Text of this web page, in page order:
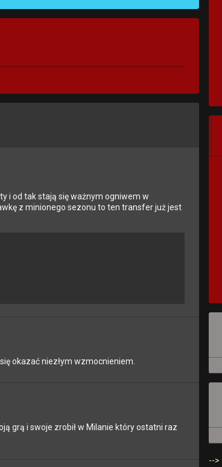
i od tak stają się ważnym ogniwem w
z minionego sezonu to ten transfer już jest
okazać niezłym wzmocnieniem.
grą i swoje zrobił w Milanie który ostatni raz
-->